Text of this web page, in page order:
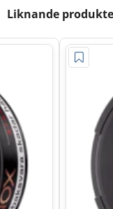
Liknande